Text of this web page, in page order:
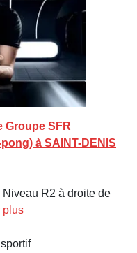
Groupe SFR
à SAINT-DENIS
R2 à droite de
plus